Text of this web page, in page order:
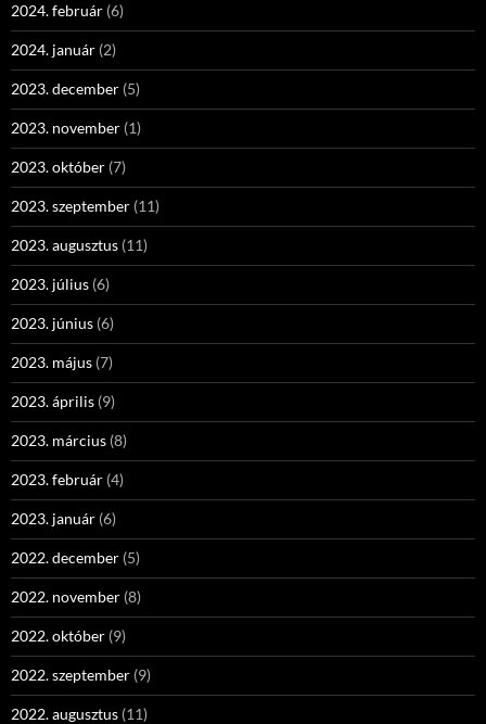
2024. február (6)
2024. január (2)
2023. december (5)
2023. november (1)
2023. október (7)
2023. szeptember (11)
2023. augusztus (11)
2023. július (6)
2023. június (6)
2023. május (7)
2023. április (9)
2023. március (8)
2023. február (4)
2023. január (6)
2022. december (5)
2022. november (8)
2022. október (9)
2022. szeptember (9)
2022. augusztus (11)